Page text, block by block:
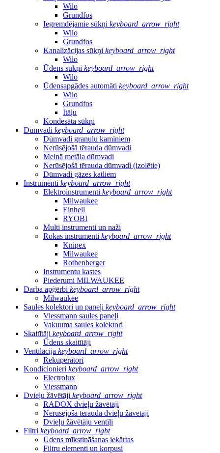
Wilo
Grundfos
Iegremdējamie sūkņi keyboard_arrow_right
Wilo
Grundfos
Kanalizācijas sūkņi keyboard_arrow_right
Wilo
Ūdens sūkņi keyboard_arrow_right
Wilo
Ūdensapgādes automāti keyboard_arrow_right
Wilo
Grundfos
Itāļu
Kondesāta sūkņi
Dūmvadi keyboard_arrow_right
Dūmvadi granulu kamīniem
Nerūsējošā tērauda dūmvadi
Melnā metāla dūmvadi
Nerūsējošā tērauda dūmvadi (izolētie)
Dūmvadi gāzes katliem
Instrumenti keyboard_arrow_right
Elektroinstrumenti keyboard_arrow_right
Milwaukee
Einhell
RYOBI
Multi instrumenti un naži
Rokas instrumenti keyboard_arrow_right
Knipex
Milwaukee
Rothenberger
Instrumentu kastes
Piederumi MILWAUKEE
Darba apģērbi keyboard_arrow_right
Milwaukee
Saules kolektori un paneļi keyboard_arrow_right
Viessmann saules paneļi
Vakuuma saules kolektori
Skaitītāji keyboard_arrow_right
Ūdens skaitītāji
Ventilācija keyboard_arrow_right
Rekuperātori
Kondicionieri keyboard_arrow_right
Electrolux
Viessmann
Dvieļu žāvētāji keyboard_arrow_right
RADOX dvieļu žāvētāji
Nerūsējošā tērauda dvieļu žāvētāji
Dvieļu žāvētāju ventīļi
Filtri keyboard_arrow_right
Ūdens mīkstināšanas iekārtas
Filtru elementi un korpusi